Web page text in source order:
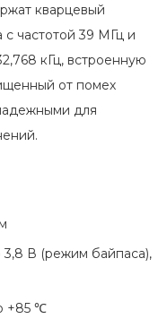
кварцевый
частотой 39 МГц и
кГц, встроенную
от помех
для
В (режим байпаса),
+85 ℃